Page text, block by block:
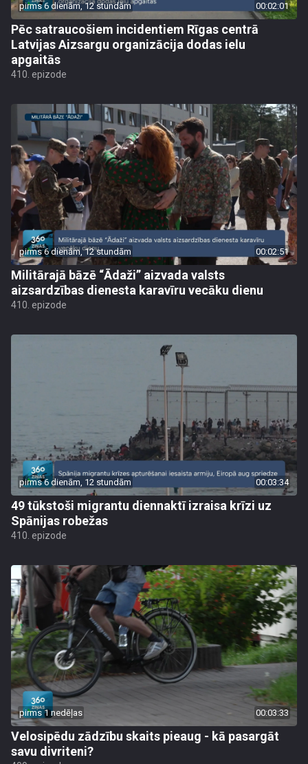
pirms 6 dienām, 12 stundām 00:02:01
Pēc satraucošiem incidentiem Rīgas centrā
Latvijas Aizsargu organizācija dodas ielu
apgaitās
410. epizode
pirms 6 dienām, 12 stundām 00:02:51
Militārajā bāzē “Ādaži” aizvada valsts
aizsardzības dienesta karavīru vecāku dienu
410. epizode
pirms 6 dienām, 12 stundām 00:03:34
49 tūkstoši migrantu diennaktī izraisa krīzi uz
Spānijas robežas
410. epizode
pirms 1 nedēļas 00:03:33
Velosipēdu zādzību skaits pieaug - kā pasargāt
savu divriteni?